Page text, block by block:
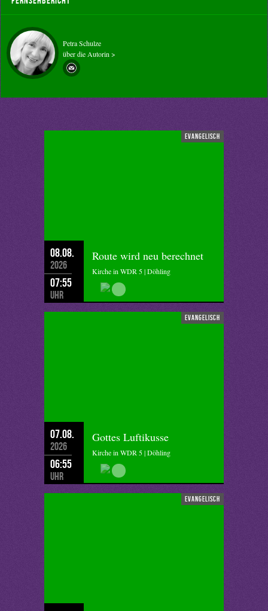
Petra Schulze
über die Autorin >
evangelisch
08.08.
2026
07:55
Uhr
Route wird neu berechnet
Kirche in WDR 5 | Döhling
evangelisch
07.08.
2026
06:55
Uhr
Gottes Luftikusse
Kirche in WDR 5 | Döhling
evangelisch